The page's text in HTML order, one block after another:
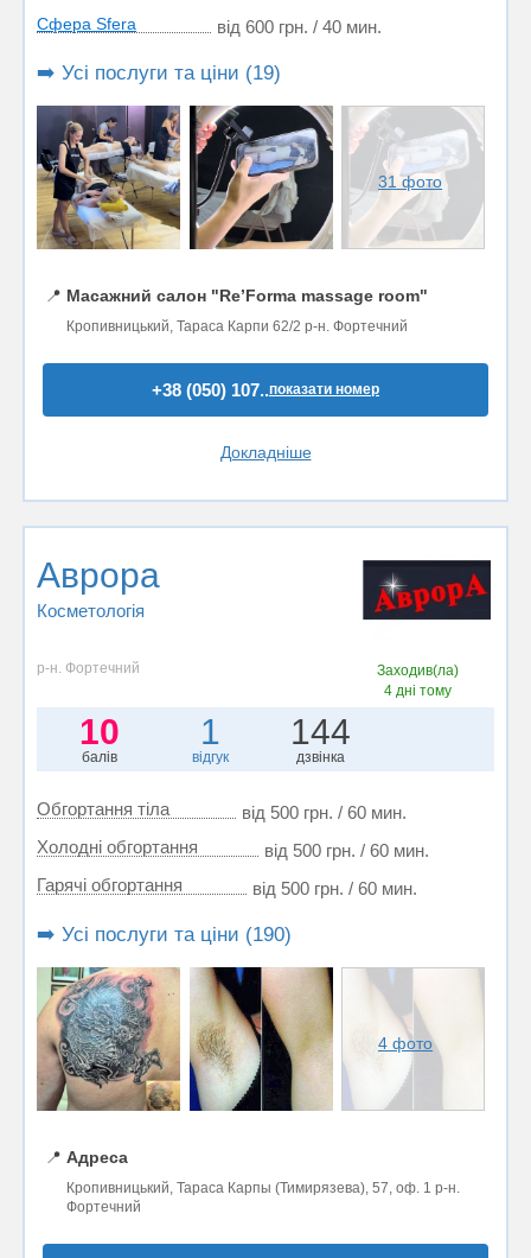
Сфера Sfera від 600 грн. / 40 мин.
➡️ Усі послуги та ціни (19)
31 фото
📍 Масажний салон "Re’Forma massage room"
Кропивницький, Тараса Карпи 62/2 р-н. Фортечний
+38 (050) 107..показати номер
Докладніше
Аврора
Косметологія
р-н. Фортечний
Заходив(ла)
4 дні тому
10
балів
1
відгук
144
дзвінка
Обгортання тіла
від 500 грн. / 60 мин.
Холодні обгортання
від 500 грн. / 60 мин.
Гарячі обгортання
від 500 грн. / 60 мин.
➡️ Усі послуги та ціни (190)
4 фото
📍 Адреса
Кропивницький, Тараса Карпы (Тимирязева), 57, оф. 1 р-н.
Фортечний